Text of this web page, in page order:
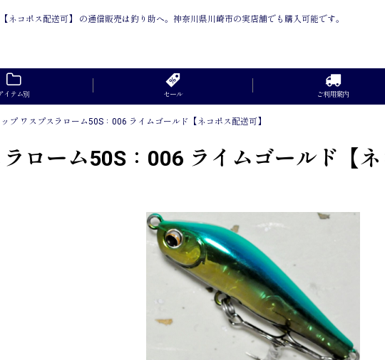
ネコポス配送可】 の通信販売は釣り助へ。神奈川県川崎市の実店舗でも購入可能です。
イテム別 セール ご利用案内
プ ワスプスラローム50S：006 ライムゴールド【ネコポス配送可】
ローム50S：006 ライムゴールド【ネ